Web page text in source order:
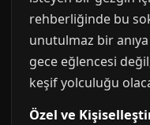
rehberliğinde bu
unutulmaz bir
gece eğlencesi
keşif yolculuğu
Özel ve